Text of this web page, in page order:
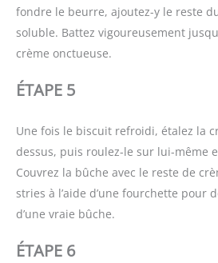
fondre le beurre, ajoutez-y le reste
soluble. Battez vigoureusement
crème onctueuse.
ÉTAPE 5
Une fois le biscuit refroidi, étalez la
dessus, puis roulez-le sur lui-même
Couvrez la bûche avec le reste de
stries à l’aide d’une fourchette pour
d’une vraie bûche.
ÉTAPE 6